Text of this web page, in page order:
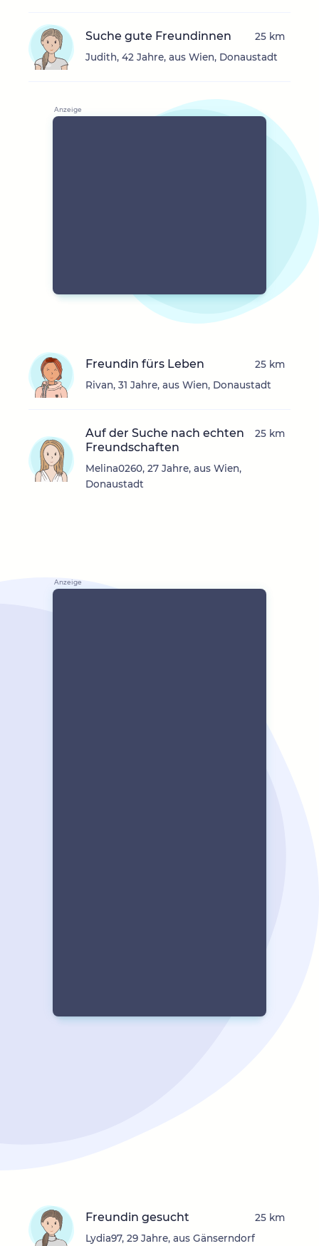
Suche gute Freundinnen
Judith, 42 Jahre, aus Wien, Donaustadt
25 km
Freundin fürs Leben
Rivan, 31 Jahre, aus Wien, Donaustadt
25 km
Auf der Suche nach echten
Freundschaften
Melina0260, 27 Jahre, aus Wien,
Donaustadt
25 km
Freundin gesucht
Lydia97, 29 Jahre, aus Gänserndorf
25 km